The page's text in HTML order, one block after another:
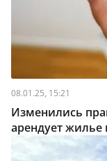
08.01.25, 15:21
Изменились
арендует